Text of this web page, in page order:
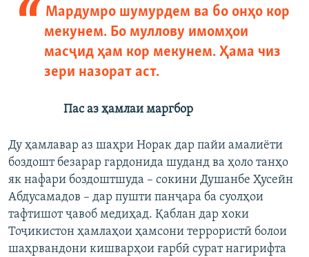
Мардумро шумурдем ва бо онҳо кор
мекунем. Бо муллову имомҳои
масҷид ҳам кор мекунем. Ҳама чиз
зери назорат аст.
Пас аз ҳамлаи маргбор
Ду ҳамлавар аз шаҳри Норак дар пайи амалиёти
боздошт безарар гардонида шуданд ва ҳоло танҳо
як нафари боздоштшуда – сокини Душанбе Ҳусейн
Абдусамадов – дар пушти панҷара ба суолҳои
тафтишот ҷавоб медиҳад. Қаблан дар хоки
Тоҷикистон ҳамлаҳои ҳамсони террористӣ болои
шаҳрвандони кишварҳои ғарбӣ сурат нагирифта